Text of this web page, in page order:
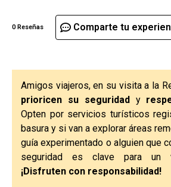
0 Reseñas Comparte tu
Amigos viajeros, en su visita a la
prioricen su seguridady
Opten por servicios turísticos
basura y si van a explorar áreas
guía experimentado o alguien que
seguridad es clave para un
¡Disfruten con responsabilidad!